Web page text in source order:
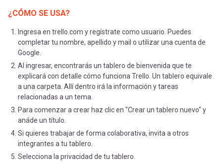
¿CÓMO SE USA?
Ingresa en trello.com y regístrate como usuario. Puedes
completar tu nombre, apellido y mail o utilizar una cuenta de
Google.
Al ingresar, encontrarás un tablero de bienvenida que te
explicará con detalle cómo funciona Trello. Un tablero equivale
a una carpeta. Allí dentro irá la información y tareas
relacionadas a un tema.
Para comenzar a crear haz clic en "Crear un tablero nuevo" y
anáde un título.
Si quieres trabajar de forma colaborativa, invita a otros
integrantes a tu tablero.
Selecciona la privacidad de tu tablero.